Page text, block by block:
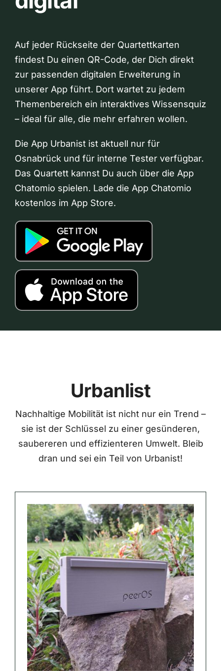
Auf jeder Rückseite der Quartettkarten
findest Du einen QR-Code, der Dich direkt
zur passenden digitalen Erweiterung in
unserer App führt. Dort wartet zu jedem
Themenbereich ein interaktives Wissensquiz
– ideal für alle, die mehr erfahren wollen.
Die App Urbanist ist aktuell nur für
Osnabrück und für interne Tester verfügbar.
Das Quartett kannst Du auch über die App
Chatomio spielen. Lade die App Chatomio
kostenlos im App Store.
Urbanlist
Nachhaltige Mobilität ist nicht nur ein Trend –
sie ist der Schlüssel zu einer gesünderen,
saubereren und effizienteren Umwelt. Bleib
dran und sei ein Teil von Urbanist!